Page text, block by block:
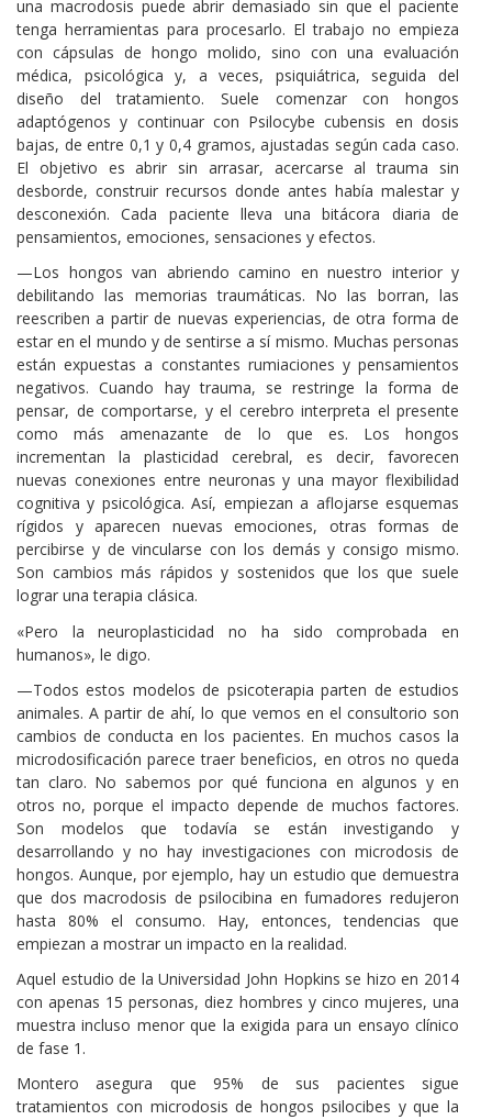
una macrodosis puede abrir demasiado sin que el paciente
tenga herramientas para procesarlo. El trabajo no empieza
con cápsulas de hongo molido, sino con una evaluación
médica, psicológica y, a veces, psiquiátrica, seguida del
diseño del tratamiento. Suele comenzar con hongos
adaptógenos y continuar con Psilocybe cubensis en dosis
bajas, de entre 0,1 y 0,4 gramos, ajustadas según cada caso.
El objetivo es abrir sin arrasar, acercarse al trauma sin
desborde, construir recursos donde antes había malestar y
desconexión. Cada paciente lleva una bitácora diaria de
pensamientos, emociones, sensaciones y efectos.
—Los hongos van abriendo camino en nuestro interior y
debilitando las memorias traumáticas. No las borran, las
reescriben a partir de nuevas experiencias, de otra forma de
estar en el mundo y de sentirse a sí mismo. Muchas personas
están expuestas a constantes rumiaciones y pensamientos
negativos. Cuando hay trauma, se restringe la forma de
pensar, de comportarse, y el cerebro interpreta el presente
como más amenazante de lo que es. Los hongos
incrementan la plasticidad cerebral, es decir, favorecen
nuevas conexiones entre neuronas y una mayor flexibilidad
cognitiva y psicológica. Así, empiezan a aflojarse esquemas
rígidos y aparecen nuevas emociones, otras formas de
percibirse y de vincularse con los demás y consigo mismo.
Son cambios más rápidos y sostenidos que los que suele
lograr una terapia clásica.
«Pero la neuroplasticidad no ha sido comprobada en
humanos», le digo.
—Todos estos modelos de psicoterapia parten de estudios
animales. A partir de ahí, lo que vemos en el consultorio son
cambios de conducta en los pacientes. En muchos casos la
microdosificación parece traer beneficios, en otros no queda
tan claro. No sabemos por qué funciona en algunos y en
otros no, porque el impacto depende de muchos factores.
Son modelos que todavía se están investigando y
desarrollando y no hay investigaciones con microdosis de
hongos. Aunque, por ejemplo, hay un estudio que demuestra
que dos macrodosis de psilocibina en fumadores redujeron
hasta 80% el consumo. Hay, entonces, tendencias que
empiezan a mostrar un impacto en la realidad.
Aquel estudio de la Universidad John Hopkins se hizo en 2014
con apenas 15 personas, diez hombres y cinco mujeres, una
muestra incluso menor que la exigida para un ensayo clínico
de fase 1.
Montero asegura que 95% de sus pacientes sigue
tratamientos con microdosis de hongos psilocibes y que la